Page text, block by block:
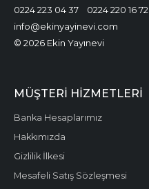
0224 223 04 37
0224 220 16 72
info@ekinyayinevi.com
© 2026 Ekin Yayınevi
MÜŞTERI HIZMETLERI
Banka Hesaplarımız
Hakkımızda
Gizlilik İlkesi
Mesafeli Satış Sözleşmesi